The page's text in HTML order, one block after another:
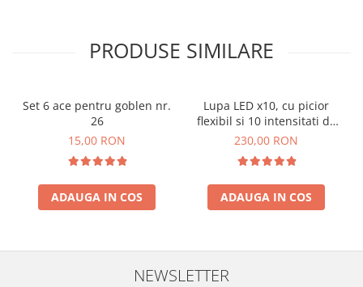
PRODUSE SIMILARE
Set 6 ace pentru goblen nr.
26
15,00 RON
ADAUGA IN COS
Lupa LED x10, cu picior
flexibil si 10 intensitati de
lumina
230,00 RON
ADAUGA IN COS
NEWSLETTER